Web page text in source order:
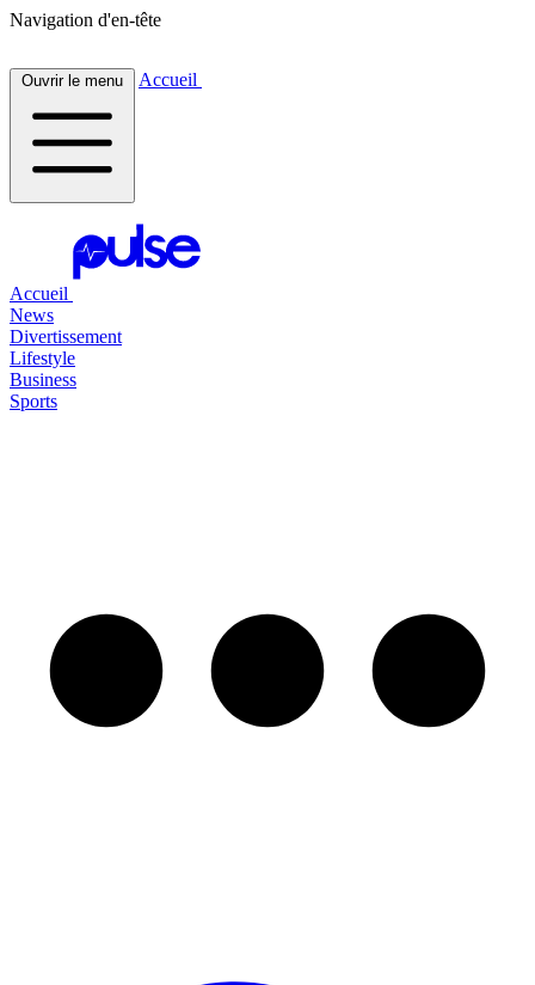
Navigation d'en-tête
Ouvrir le menu Accueil
Accueil
News
Divertissement
Lifestyle
Business
Sports